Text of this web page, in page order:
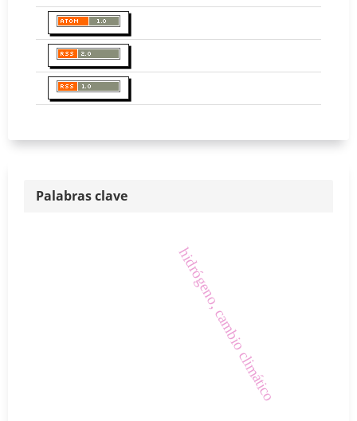
Palabras clave
hidrógeno, cambio climático